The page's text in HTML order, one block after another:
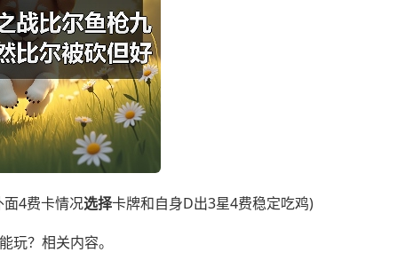
4费卡情况选择卡牌和自身D出3星4费稳定吃鸡)
玩？相关内容。